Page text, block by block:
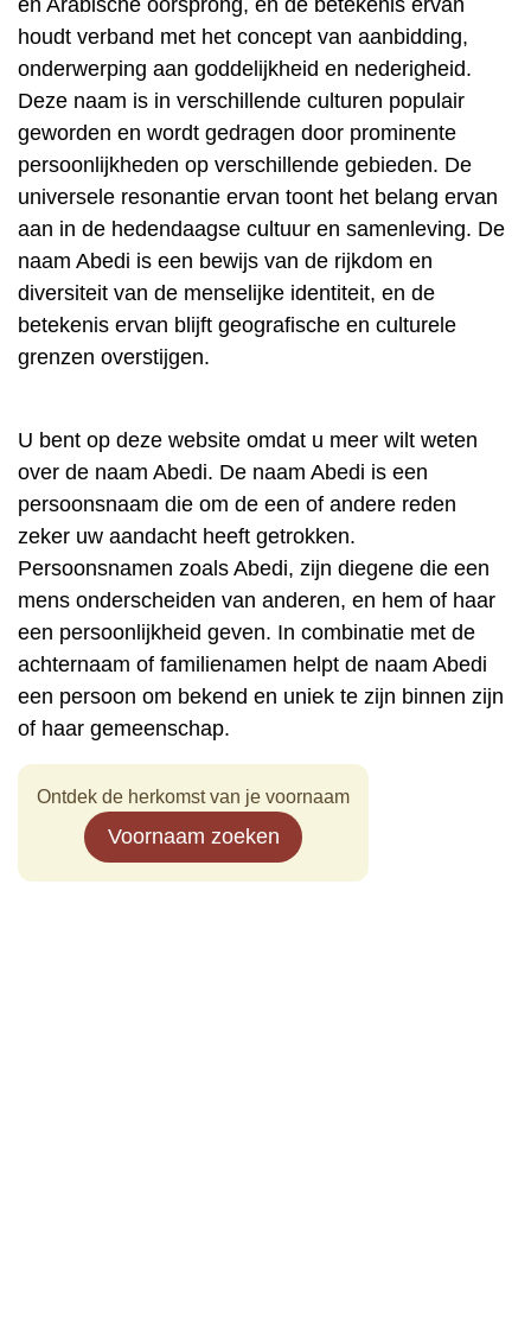
en Arabische oorsprong, en de betekenis ervan
houdt verband met het concept van aanbidding,
onderwerping aan goddelijkheid en nederigheid.
Deze naam is in verschillende culturen populair
geworden en wordt gedragen door prominente
persoonlijkheden op verschillende gebieden. De
universele resonantie ervan toont het belang ervan
aan in de hedendaagse cultuur en samenleving. De
naam Abedi is een bewijs van de rijkdom en
diversiteit van de menselijke identiteit, en de
betekenis ervan blijft geografische en culturele
grenzen overstijgen.
U bent op deze website omdat u meer wilt weten
over de naam Abedi. De naam Abedi is een
persoonsnaam die om de een of andere reden
zeker uw aandacht heeft getrokken.
Persoonsnamen zoals Abedi, zijn diegene die een
mens onderscheiden van anderen, en hem of haar
een persoonlijkheid geven. In combinatie met de
achternaam of familienamen helpt de naam Abedi
een persoon om bekend en uniek te zijn binnen zijn
of haar gemeenschap.
Ontdek de herkomst van je voornaam
Voornaam zoeken